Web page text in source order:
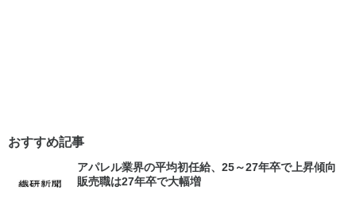
おすすめ記事
アパレル業界の平均初任給、25～27年卒で上昇傾向
販売職は27年卒で大幅増